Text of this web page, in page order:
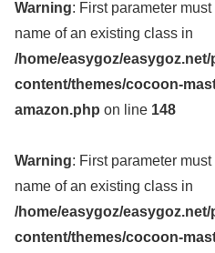
Warning: First parameter
name of an existing class in
/home/easygoz/
content/themes/cocoon-
amazon.php on line 148
Warning: First parameter
name of an existing class in
/home/easygoz/
content/themes/cocoon-